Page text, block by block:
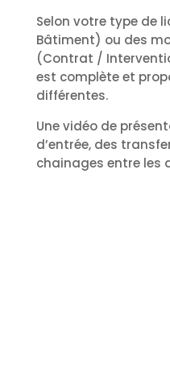
Selon votre type de
Bâtiment) ou des
(Contrat /
est complète et
différentes.
Une vidéo de
d’entrée, des
chainages entre les